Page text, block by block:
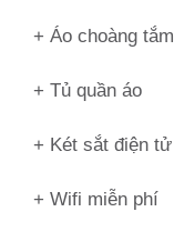
+ Áo choàng tắm
+ Tủ quần áo
+ Két sắt điện tử
+ Wifi miễn phí